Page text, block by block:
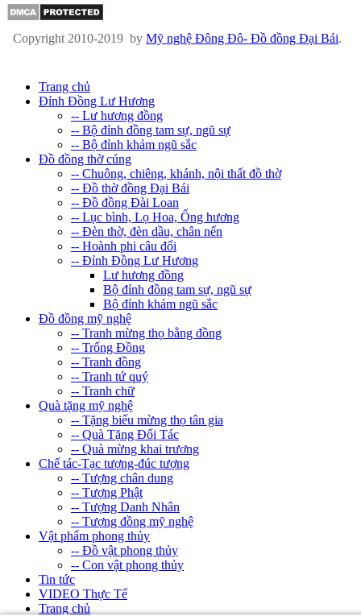
Copyright 2010-2019 by Mỹ nghệ Đông Đô- Đồ đồng Đại Bái.
Trang chủ
Đỉnh Đồng Lư Hương
-- Lư hương đồng
-- Bộ đỉnh đồng tam sự, ngũ sự
-- Bộ đỉnh khảm ngũ sắc
Đồ đồng thờ cúng
-- Chuông, chiêng, khánh, nội thất đồ thờ
-- Đồ thờ đồng Đại Bái
-- Đồ đồng Đài Loan
-- Lục bình, Lọ Hoa, Ống hương
-- Đèn thờ, đèn dầu, chân nến
-- Hoành phi câu đối
-- Đỉnh Đồng Lư Hương
Lư hương đồng
Bộ đỉnh đồng tam sự, ngũ sự
Bộ đỉnh khảm ngũ sắc
Đồ đồng mỹ nghệ
-- Tranh mừng thọ bằng đồng
-- Trống Đồng
-- Tranh đồng
-- Tranh tứ quý
-- Tranh chữ
Quà tặng mỹ nghệ
-- Tặng biếu mừng thọ tân gia
-- Quà Tặng Đối Tác
-- Quà mừng khai trương
Chế tác-Tạc tượng-đúc tượng
-- Tượng chân dung
-- Tượng Phật
-- Tượng Danh Nhân
-- Tượng đồng mỹ nghệ
Vật phẩm phong thủy
-- Đồ vật phong thủy
-- Con vật phong thủy
Tin tức
VIDEO Thực Tế
Trang chủ